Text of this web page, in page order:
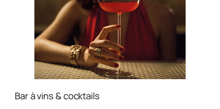
Bar à vins & cocktails